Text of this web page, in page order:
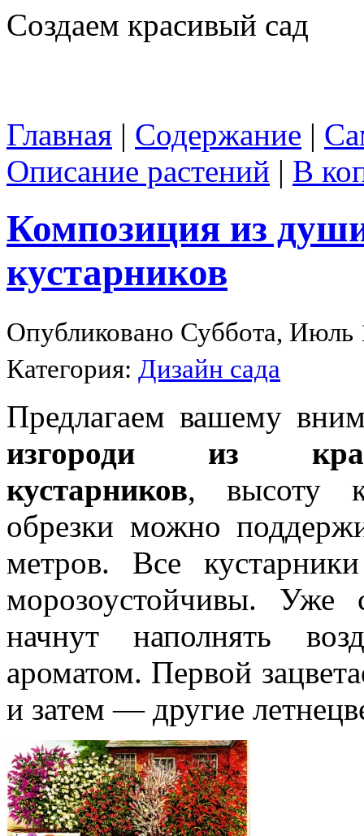
Создаем красивый сад
Главная | Содержание |
Описание растений | В
Композиция из
кустарников
Опубликовано Суббота, Июль
Категория: Дизайн сада
Предлагаем вашему
изгороди из
кустарников, высоту
обрезки можно
метров. Все
морозоустойчивы. Уже
начнут наполнять
ароматом. Первой
и затем — другие